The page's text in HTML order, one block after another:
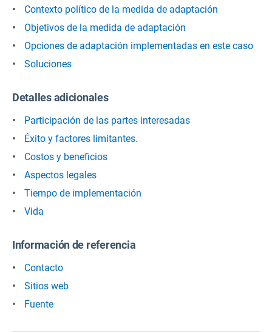
Contexto político de la medida de adaptación
Objetivos de la medida de adaptación
Opciones de adaptación implementadas en este caso
Soluciones
Detalles adicionales
Participación de las partes interesadas
Éxito y factores limitantes.
Costos y beneficios
Aspectos legales
Tiempo de implementación
Vida
Información de referencia
Contacto
Sitios web
Fuente